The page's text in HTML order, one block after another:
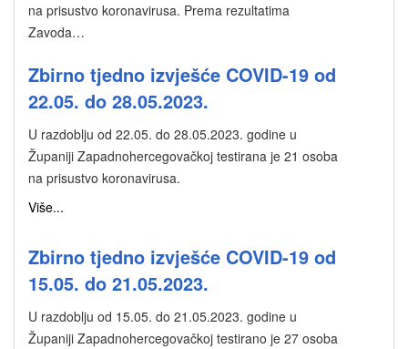
na prisustvo koronavirusa. Prema rezultatima
Zavoda…
Zbirno tjedno izvješće COVID-19 od
22.05. do 28.05.2023.
U razdoblju od 22.05. do 28.05.2023. godine u
Županiji Zapadnohercegovačkoj testirana je 21 osoba
na prisustvo koronavirusa.
Više...
Zbirno tjedno izvješće COVID-19 od
15.05. do 21.05.2023.
U razdoblju od 15.05. do 21.05.2023. godine u
Županiji Zapadnohercegovačkoj testirano je 27 osoba